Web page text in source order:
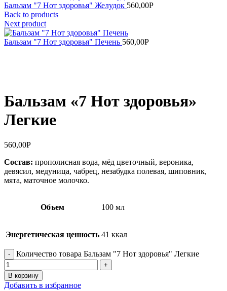
Бальзам "7 Нот здоровья" Желудок 560,00Р
Back to products
Next product
Бальзам "7 Нот здоровья" Печень 560,00Р
Бальзам «7 Нот здоровья»
Легкие
560,00Р
Состав: прополисная вода, мёд цветочный, вероника,
девясил, медуница, чабрец, незабудка полевая, шиповник,
мята, маточное молочко.
Объем 100 мл
Энергетическая ценность 41 ккал
Количество товара Бальзам "7 Нот здоровья" Легкие
В корзину
Добавить в избранное